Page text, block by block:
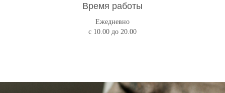
Время работы
Ежедневно
с 10.00 до 20.00